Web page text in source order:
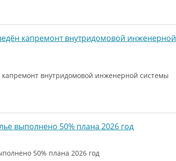
капремонт внутридомовой инженерной
внутридомовой инженерной системы
выполнено 50% плана 2026 год
50% плана 2026 год